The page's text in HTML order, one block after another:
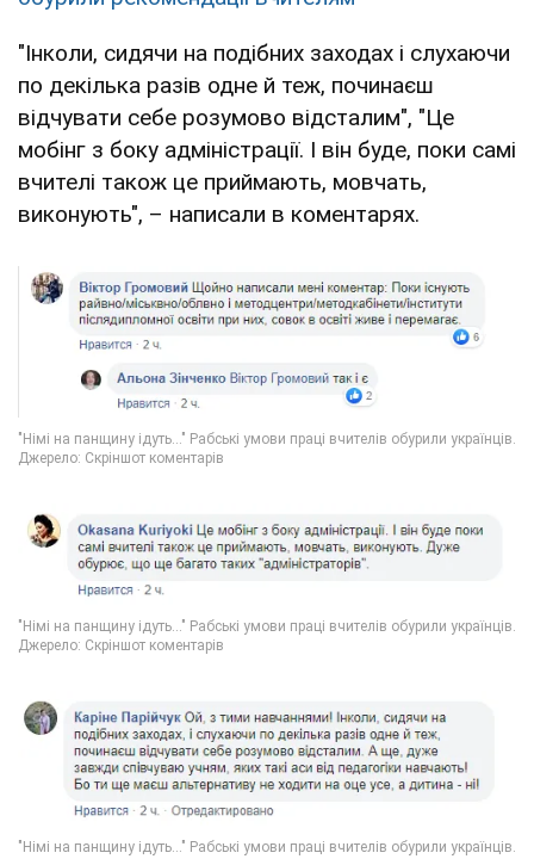
"Інколи, сидячи на подібних заходах і слухаючи
по декілька разів одне й теж, починаєш
відчувати себе розумово відсталим", "Це
мобінг з боку адміністрації. І він буде, поки самі
вчителі також це приймають, мовчать,
виконують", – написали в коментарях.